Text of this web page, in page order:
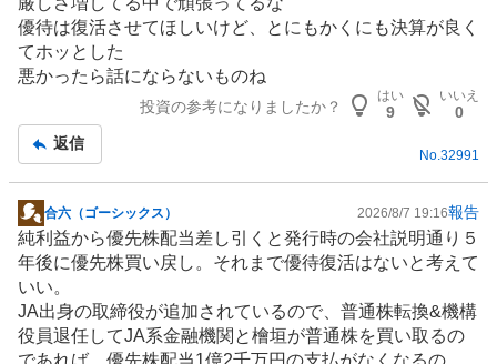
0
%
、
く
売
り
い
1
0
0
%
示
板
記
事
優待は復活させてほしいけど、とにもかくにも決算が良く
てホッとした
悪かったら話にならないものね
投資の参考になりましたか？
はい
9
いいえ
0
返信
No. 32991
掲
示
板
記
事
合六（ゴーシックス） 2026/8/7 19:16報告
純利益から優先株配当差し引くと発行時の会社説明通り５
年後に優先株買い戻し。それまで優待復活はないと考えて
いい。
JA出身の取締役が追加されているので、普通株転換&機構
役員退任してJA系金融機関と檜垣が普通株を買い取るの
であれば、優先株配当1億2千万円の支払がなくなるの